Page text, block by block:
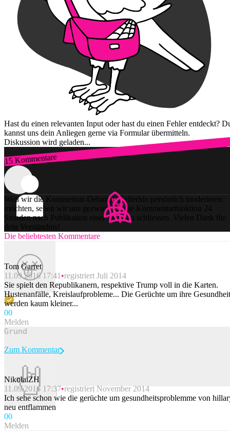
Hast du einen relevanten Input oder hast du einen Fehler entdeckt?
kannst uns dein Anliegen gerne via Formular übermitteln.
Diskussion wird geladen...
15 Kommentare
Zum Login
Weil wir die Kommentar-Debatten weiterhin persönlich moderieren
möchten, sehen wir uns gezwungen, die Kommentarfunktion 24
Stunden nach Publikation einer Story zu schliessen. Vielen Dank für
dein Verständnis!
Die beliebtesten Kommentare
Tom Garret
11.09.2016 17:41 registriert Juli 2014
Sie spielt den Republikanern, respektive Trump voll in die Karten.
Hustenanfälle, Kreislaufprobleme... Die Gerüchte um ihre Gesundheit
werden kaum kleiner...
00
Melden
Beitrag melden
Zum Kommentar
NikolaiZH
11.09.2016 17:37 registriert November 2014
Ich sehe schon wie die gerüchte um gesundheitsproblemme von
neu entflammen
00
Melden